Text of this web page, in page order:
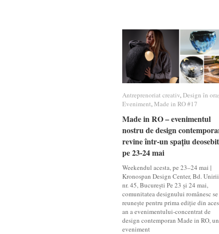
Antreprenoriat creativ,Design în
Eveniment,Made in RO #17
Made in RO – evenimentul
nostru de design
revine într-un spațiu
pe 23-24 mai
Weekendul acesta, pe 23–24 mai |
Kronospan Design Center, Bd. Unirii
nr. 45, București Pe 23 și 24 mai,
comunitatea designului românesc se
reunește pentru prima ediție din
an a evenimentului-concentrat de
design contemporan Made in RO, un
eveniment
Antreprenoriat creativ Design în
Eveniment Made in RO #17
Made in RO – evenimentul
nostru de design
revine într-un spațiu
pe 23-24 mai